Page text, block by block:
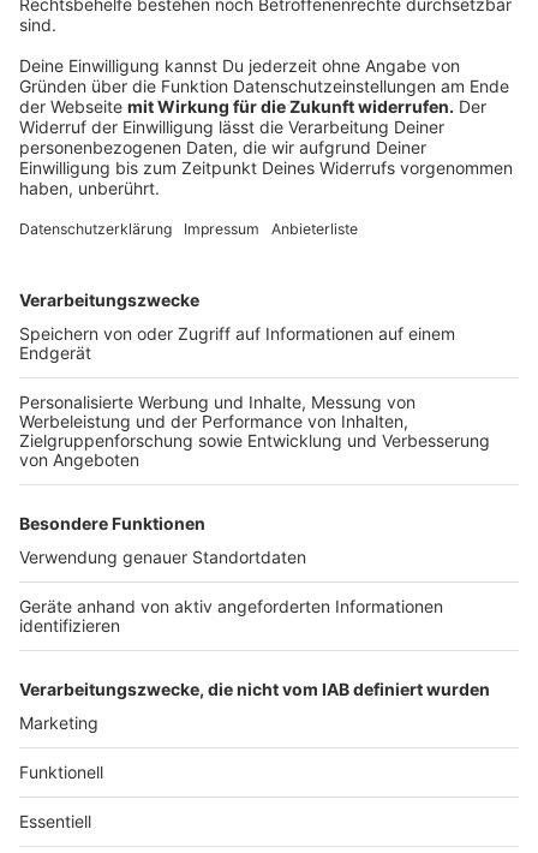
Anzeige
HIIT-Trainingsprogramme, Fitnesskurse in Studios und
die allgemeine Trainingsphilosophie sind zumeist für
jüngere Generationen vorgesehen und schlicht zu
einer der größten Trends für 2024 Sportprogramme
für Ältere sind.
Effekte mit sich, egal ob es Ausdauer-, Krafttraining,
Koordinationsübungen oder Gymnastik ist.
Maßgeschneiderte Fitnessprogramme für die Älteren
Wer sich die gesamte Liste detailiert durchlesen
möchte, klicktauf diesen Link.
Autor: Joachim Schultheis
Anzeige